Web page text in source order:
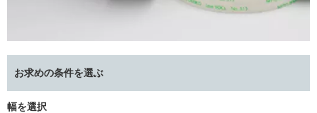
お求めの条件を選ぶ
幅を選択